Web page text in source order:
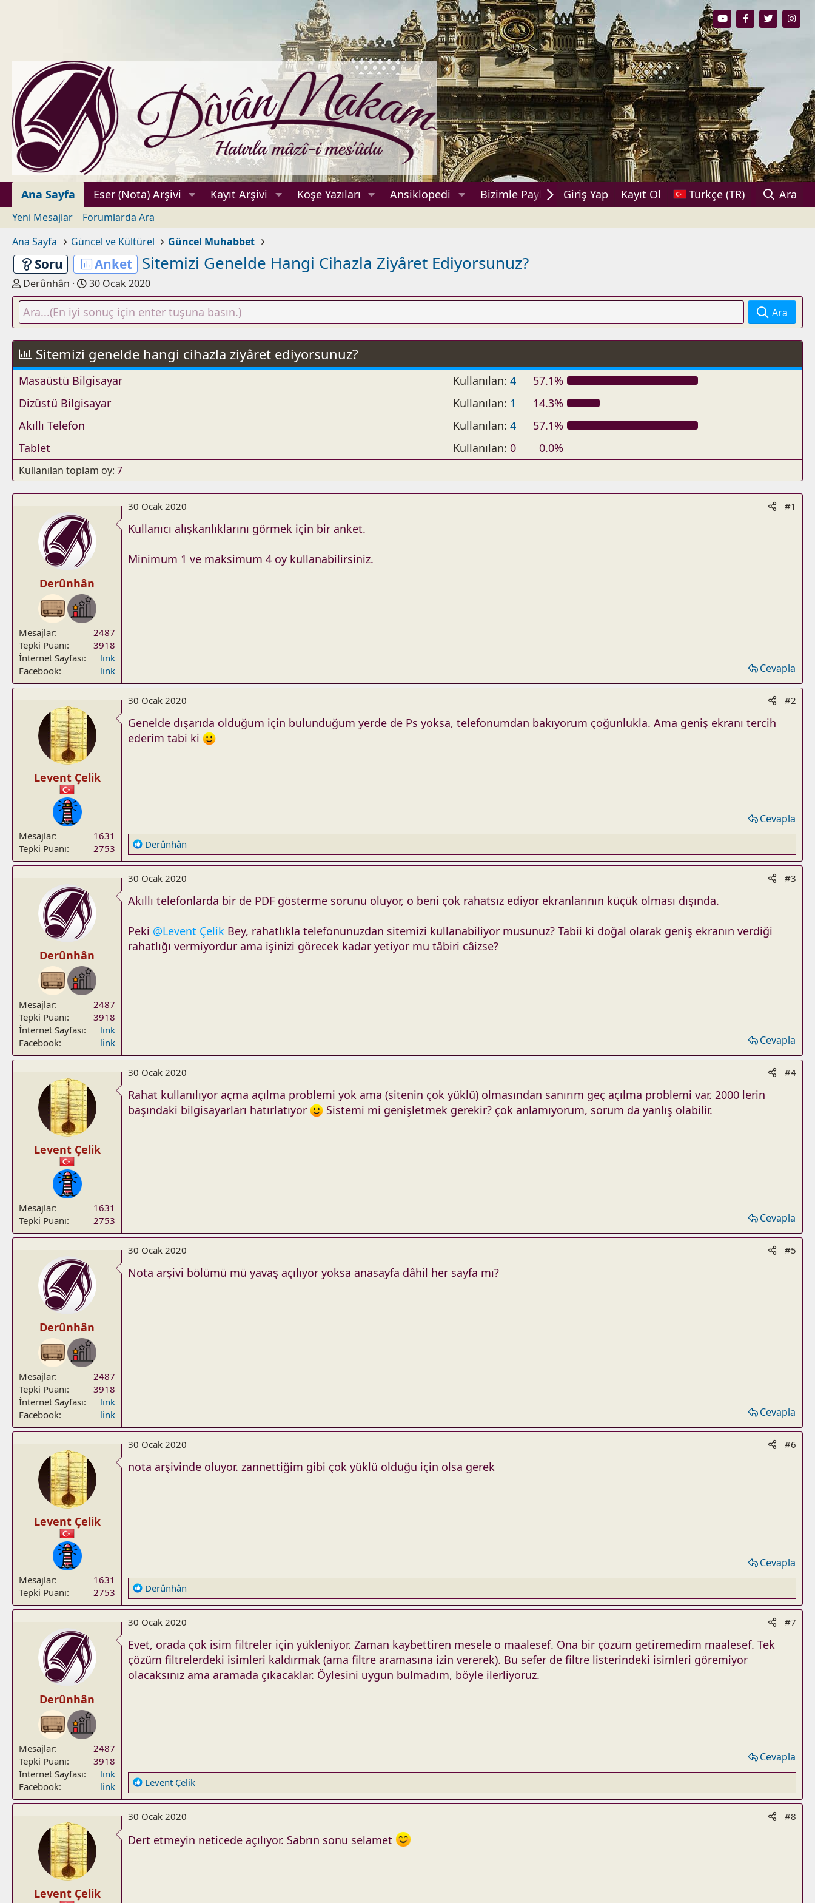
Ana Sayfa Eser (Nota) Arşivi Kayıt Arşivi Köşe Yazıları Ansiklopedi Bizimle Paylaşın!Giriş Yap Kayıt Ol Türkçe (TR) Ara
Yeni Mesajlar
Forumlarda Ara
Ana Sayfa
Güncel ve Kültürel Güncel Muhabbet
Soru Anket Sitemizi Genelde Hangi Cihazla Ziyâret Ediyorsunuz?
K
o
n
u
u
b
a
l
t
a
n
Derûnhân
B
a
ş
l
n
g
ı
ç
t
h
i
30 Ocak 2020
Ara
Sitemizi genelde hangi cihazla ziyâret ediyorsunuz?
Masaüstü Bilgisayar Kullanılan: 4
57.1%
Dizüstü Bilgisayar
Kullanılan: 1
14.3%
Akıllı Telefon
Kullanılan: 4
57.1%
Tablet
Kullanılan: 0 0.0%
Kullanılan toplam oy 7
Derûnhân
Mesajlar
2487
Tepki Puanı
3918
İnternet Sayfası
link
Facebook
link
30 Ocak 2020 #1
Kullanıcı alışkanlıklarını görmek için bir anket.
Minimum 1 ve maksimum 4 oy kullanabilirsiniz.
Cevapla
Levent Çelik
Mesajlar
1631
Tepki Puanı
2753
30 Ocak 2020 #2
Genelde dışarıda olduğum için bulunduğum yerde de Ps yoksa, telefonumdan bakıyorum çoğunlukla. Ama geniş ekranı tercih
ederim tabi ki
Cevapla
R
e
a
c
t
i
n
s
Derûnhân
Derûnhân
Mesajlar
2487
Tepki Puanı
3918
İnternet Sayfası
link
Facebook
link
30 Ocak 2020 #3
Akıllı telefonlarda bir de PDF gösterme sorunu oluyor, o beni çok rahatsız ediyor ekranlarının küçük olması dışında.
Peki @Levent Çelik Bey, rahatlıkla telefonunuzdan sitemizi kullanabiliyor musunuz? Tabii ki doğal olarak geniş ekranın verdiği
rahatlığı vermiyordur ama işinizi görecek kadar yetiyor mu tâbiri câizse?
Cevapla
Levent Çelik
Mesajlar
1631
Tepki Puanı
2753
30 Ocak 2020 #4
Rahat kullanılıyor açma açılma problemi yok ama (sitenin çok yüklü) olmasından sanırım geç açılma problemi var. 2000 lerin
başındaki bilgisayarları hatırlatıyor
Sistemi mi genişletmek gerekir? çok anlamıyorum, sorum da yanlış olabilir.
Cevapla
Derûnhân
Mesajlar
2487
Tepki Puanı
3918
İnternet Sayfası
link
Facebook
link
30 Ocak 2020 #5
Nota arşivi bölümü mü yavaş açılıyor yoksa anasayfa dâhil her sayfa mı?
Cevapla
Levent Çelik
Mesajlar
1631
Tepki Puanı
2753
30 Ocak 2020 #6
nota arşivinde oluyor. zannettiğim gibi çok yüklü olduğu için olsa gerek
Cevapla
R
e
a
c
t
i
o
n
Derûnhân
Derûnhân
Mesajlar
2487
Tepki Puanı
3918
İnternet Sayfası
link
Facebook
link
30 Ocak 2020 #7
Evet, orada çok isim filtreler için yükleniyor. Zaman kaybettiren mesele o maalesef. Ona bir çözüm getiremedim maalesef. Tek
çözüm filtrelerdeki isimleri kaldırmak (ama filtre aramasına izin vererek). Bu sefer de filtre listerindeki isimleri göremiyor
olacaksınız ama aramada çıkacaklar. Öylesini uygun bulmadım, böyle ilerliyoruz.
Cevapla
R
e
a
c
Levent Çelik
Levent Çelik
30 Ocak 2020 #8
Dert etmeyin neticede açılıyor. Sabrın sonu selamet